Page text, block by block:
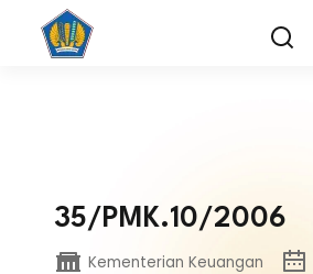
35/PMK.10/2006
Kementerian Keuangan